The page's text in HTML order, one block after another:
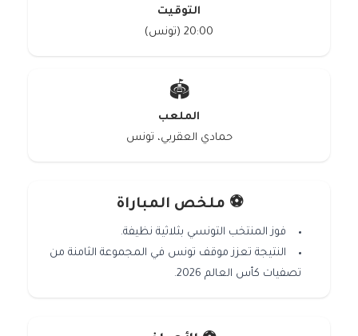
التوقيت
20:00 (تونس)
🏟️
الملعب
حمادي العقربي، تونس
⚽ ملخص المباراة
فوز المنتخب التونسي بثلاثية نظيفة.
النتيجة تعزز موقف تونس في المجموعة الثامنة من
تصفيات كأس العالم 2026.